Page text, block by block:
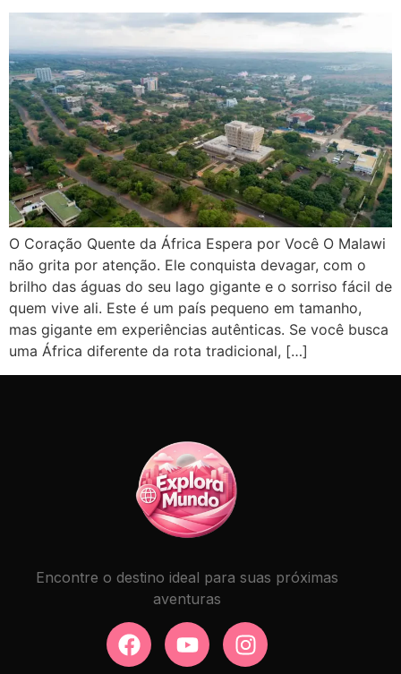
O Coração Quente da África Espera por Você O Malawi
não grita por atenção. Ele conquista devagar, com o
brilho das águas do seu lago gigante e o sorriso fácil de
quem vive ali. Este é um país pequeno em tamanho,
mas gigante em experiências autênticas. Se você busca
uma África diferente da rota tradicional, […]
Encontre o destino ideal para suas próximas
aventuras